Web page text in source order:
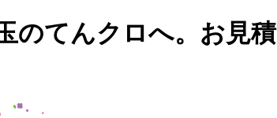
のてんクロへ。お見